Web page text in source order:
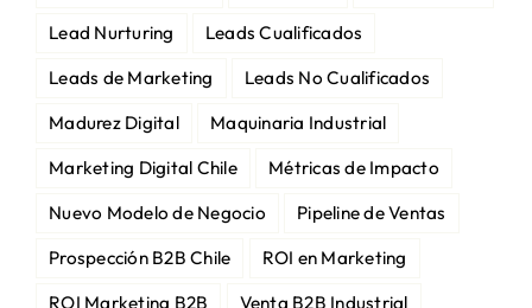
Lead Nurturing
Leads Cualificados
Leads de Marketing
Leads No Cualificados
Madurez Digital
Maquinaria Industrial
Marketing Digital Chile
Métricas de Impacto
Nuevo Modelo de Negocio
Pipeline de Ventas
Prospección B2B Chile
ROI en Marketing
ROI Marketing B2B
Venta B2B Industrial